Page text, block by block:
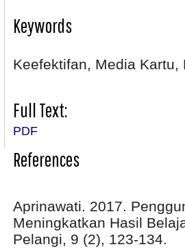
Keywords
Keefektifan, Media
Full Text:
PDF
References
Aprinawati. 2017.
Meningkatkan Hasil
Pelangi, 9 (2), 123-134.